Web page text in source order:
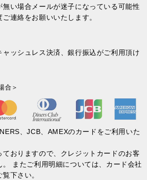
い場合メールが迷子になっている可能性
連絡をお願いいたします。
ャッシュレス決済、銀行振込がご利用頂け
合＞
、JCB、AMEXのカードをご利用いた
おりますので、クレジットカードのお客
またご利用明細については、カード会社
下さい。